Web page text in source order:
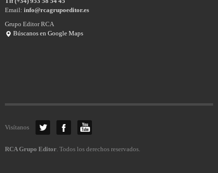
Email: info@rcagrupoeditor.es
Grupo Editor RCA
Búscanos en Google Maps
Visítanos
RCA Grupo Editor. Todos los derechos reservados.